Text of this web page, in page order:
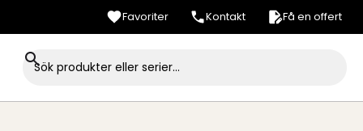
Favoriter Kontakt Få en offert